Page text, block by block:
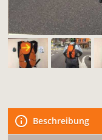
Beschreibung